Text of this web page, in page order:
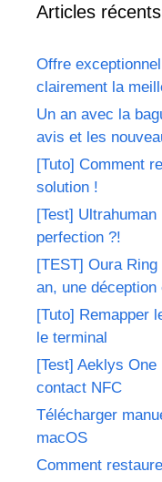
Articles récents
Offre
clairement la
Un an avec la
avis et les
[Tuto] Comment
solution !
[Test]
perfection ?!
[TEST] Oura Ring
an, une
[Tuto] Remapper
le terminal
[Test] Aeklys
contact NFC
Télécharger
macOS
Comment